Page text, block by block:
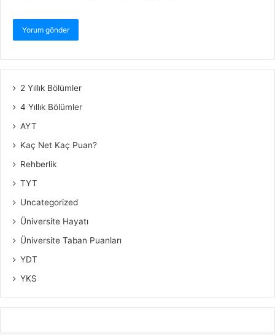
2 Yıllık Bölümler
4 Yıllık Bölümler
AYT
Kaç Net Kaç Puan?
Rehberlik
TYT
Uncategorized
Üniversite Hayatı
Üniversite Taban Puanları
YDT
YKS